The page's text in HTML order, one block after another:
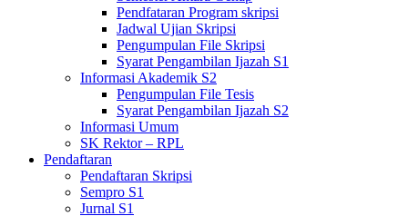
Pendfataran Program skripsi
Jadwal Ujian Skripsi
Pengumpulan File Skripsi
Syarat Pengambilan Ijazah S1
Informasi Akademik S2
Pengumpulan File Tesis
Syarat Pengambilan Ijazah S2
Informasi Umum
SK Rektor – RPL
Pendaftaran
Pendaftaran Skripsi
Sempro S1
Jurnal S1